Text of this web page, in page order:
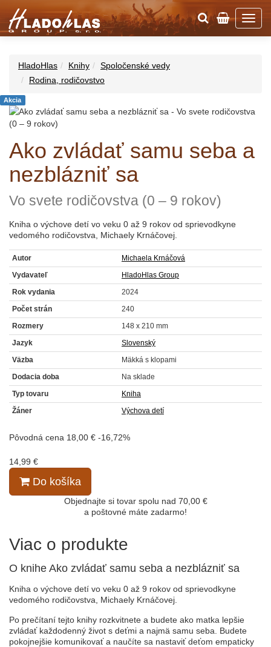
HladoHlas Knihy
Spoločenské vedy
Rodina, rodičovstvo
Akcia
Ako zvládať samu seba a
nezblázniť sa
Vo svete rodičovstva (0 – 9 rokov)
Kniha o výchove detí vo veku 0 až 9 rokov od sprievodkyne
vedomého rodičovstva, Michaely Krnáčovej.
Autor
Michaela Krnáčová
Vydavateľ
HladoHlas Group
Rok vydania
2024
Počet strán
240
Rozmery
148 x 210 mm
Jazyk
Slovenský
Väzba
Mäkká s klopami
Dodacia doba
Na sklade
Typ tovaru
Kniha
Žáner
Výchova detí
Pôvodná cena 18,00 € -16,72%
14,99 €
Do košíka
Objednajte si tovar spolu nad 70,00 €
a poštovné máte zadarmo!
Viac o produkte
O knihe Ako zvládať samu seba a nezblázniť sa
Kniha o výchove detí vo veku 0 až 9 rokov od sprievodkyne
vedomého rodičovstva, Michaely Krnáčovej.
Po prečítaní tejto knihy rozkvitnete a budete ako matka lepšie
zvládať každodenný život s deťmi a najmä samu seba. Budete
pokojnejšie komunikovať a naučíte sa nastaviť deťom empaticky